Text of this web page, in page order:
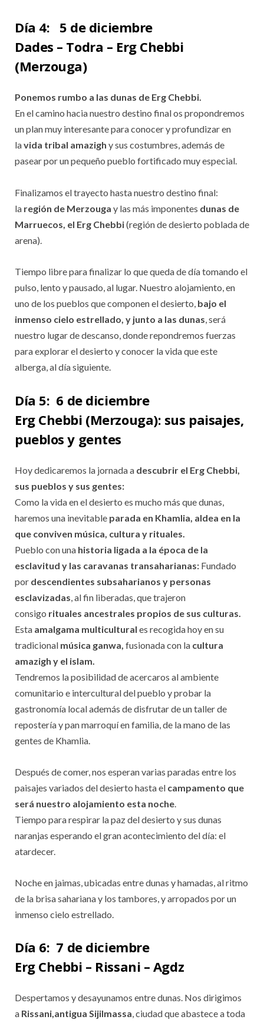
Día 4: 5 de diciembre
Dades – Todra – Erg Chebbi
(Merzouga)
Ponemos rumbo a las dunas de Erg Chebbi.
En el camino hacia nuestro destino final os propondremos
un plan muy interesante para conocer y profundizar en
lavida tribal amazigh y sus costumbres, además de
pasear por un pequeño pueblo fortificado muy especial.
Finalizamos el trayecto hasta nuestro destino final:
la región de Merzouga y las más imponentes dunas de
Marruecos, el Erg Chebbi(región de desierto poblada de
arena).
Tiempo libre para finalizar lo que queda de día tomando el
pulso, lento y pausado, al lugar. Nuestro alojamiento, en
uno de los pueblos que componen el desierto, bajo el
inmenso cielo estrellado, y junto a las dunas, será
nuestro lugar de descanso, donde repondremos fuerzas
para explorar el desierto y conocer la vida que este
alberga, al día siguiente.
Día 5: 6 de diciembre
Erg Chebbi (Merzouga): sus paisajes,
pueblos y gentes
Hoy dedicaremos la jornada a descubrir el Erg Chebbi,
sus pueblos y sus gentes:
Como la vida en el desierto es mucho más que dunas,
haremos una inevitable parada en Khamlia, aldea en la
que conviven música, cultura y rituales.
Pueblo con una historia ligada a la época de la
esclavitud y las caravanas transaharianas: Fundado
por descendientes subsaharianos y personas
esclavizadas, al fin liberadas, que trajeron
consigo rituales ancestrales propios de sus culturas.
Esta amalgama multicultural es recogida hoy en su
tradicional música ganwa, fusionada con la cultura
amazigh y el islam.
Tendremos la posibilidad de acercaros al ambiente
comunitario e intercultural del pueblo y probar la
gastronomía local además de disfrutar de un taller de
repostería y pan marroquí en familia, de la mano de las
gentes de Khamlia.
Después de comer, nos esperan varias paradas entre los
paisajes variados del desierto hasta el campamento que
será nuestro alojamiento esta noche.
Tiempo para respirar la paz del desierto y sus dunas
naranjas esperando el gran acontecimiento del día: el
atardecer.
Noche en jaimas, ubicadas entre dunas y hamadas, al ritmo
de la brisa sahariana y los tambores, y arropados por un
inmenso cielo estrellado.
Día 6: 7 de diciembre
Erg Chebbi – Rissani – Agdz
Despertamos y desayunamos entre dunas. Nos dirigimos
a Rissani,antigua Sijilmassa, ciudad que abastece a toda